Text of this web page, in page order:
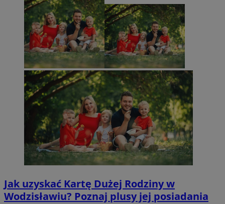
Jak uzyskać Kartę Dużej Rodziny w
Wodzisławiu? Poznaj plusy jej posiadania